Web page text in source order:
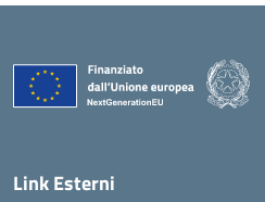
Link Esterni